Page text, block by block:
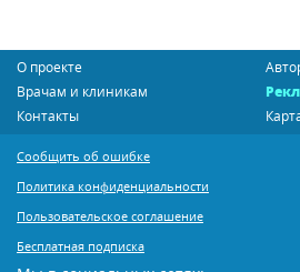
О проекте
Врачам и клиникам
Контакты
Сообщить об ошибке
Политика конфиденциальности
Пользовательское соглашение
Бесплатная подписка